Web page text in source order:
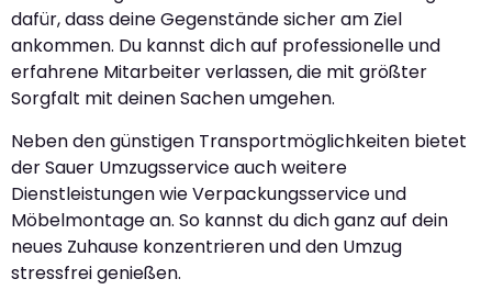
dafür, dass deine Gegenstände sicher am Ziel
ankommen. Du kannst dich auf professionelle und
erfahrene Mitarbeiter verlassen, die mit größter
Sorgfalt mit deinen Sachen umgehen.
Neben den günstigen Transportmöglichkeiten bietet
der Sauer Umzugsservice auch weitere
Dienstleistungen wie Verpackungsservice und
Möbelmontage an. So kannst du dich ganz auf dein
neues Zuhause konzentrieren und den Umzug
stressfrei genießen.